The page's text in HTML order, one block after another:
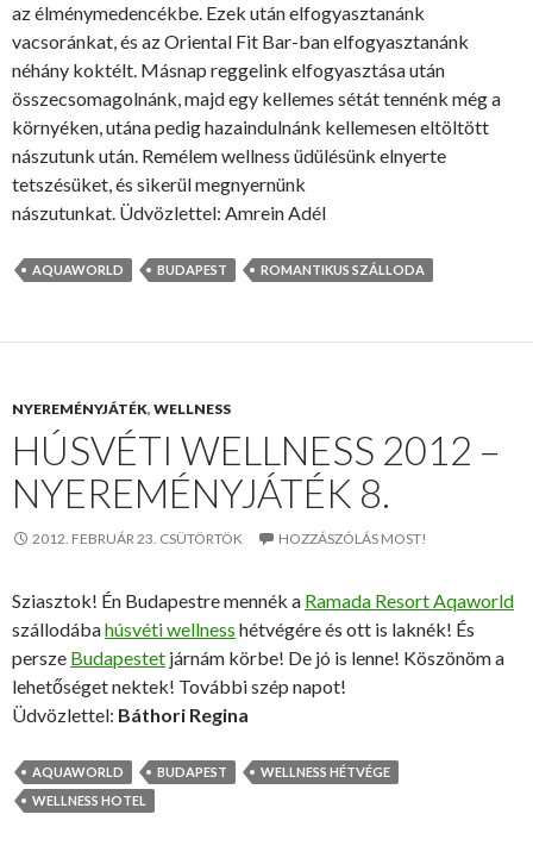
az élménymedencékbe. Ezek után elfogyasztanánk
vacsoránkat, és az Oriental Fit Bar-ban elfogyasztanánk
néhány koktélt. Másnap reggelink elfogyasztása után
összecsomagolnánk, majd egy kellemes sétát tennénk még a
környéken, utána pedig hazaindulnánk kellemesen eltöltött
nászutunk után. Remélem wellness üdülésünk elnyerte
tetszésüket, és sikerül megnyernünk
nászutunkat. Üdvözlettel: Amrein Adél
AQUAWORLD BUDAPEST ROMANTIKUS SZÁLLODA
NYEREMÉNYJÁTÉK, WELLNESS
HÚSVÉTI WELLNESS 2012 –
NYEREMÉNYJÁTÉK 8.
2012. FEBRUÁR 23. CSÜTÖRTÖK HOZZÁSZÓLÁS MOST!
Sziasztok! Én Budapestre mennék a Ramada Resort Aqaworld
szállodábahúsvéti wellness hétvégére és ott is laknék! És
persze Budapestet járnám körbe! De jó is lenne! Köszönöm a
lehetőséget nektek! További szép napot!
Üdvözlettel: Báthori Regina
AQUAWORLD BUDAPEST
WELLNESS HÉTVÉGE
WELLNESS HOTEL